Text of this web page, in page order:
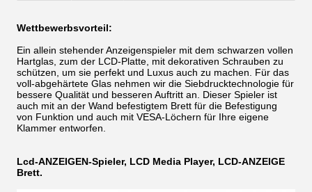
Wettbewerbsvorteil:
Ein allein stehender Anzeigenspieler mit dem schwarzen vollen
Hartglas, zum der LCD-Platte, mit dekorativen Schrauben zu
schützen, um sie perfekt und Luxus auch zu machen. Für das
voll-abgehärtete Glas nehmen wir die Siebdrucktechnologie für
bessere Qualität und besseren Auftritt an. Dieser Spieler ist
auch mit an der Wand befestigtem Brett für die Befestigung
von Funktion und auch mit VESA-Löchern für Ihre eigene
Klammer entworfen.
Lcd-ANZEIGEN-Spieler, LCD Media Player, LCD-ANZEIGE
Brett.